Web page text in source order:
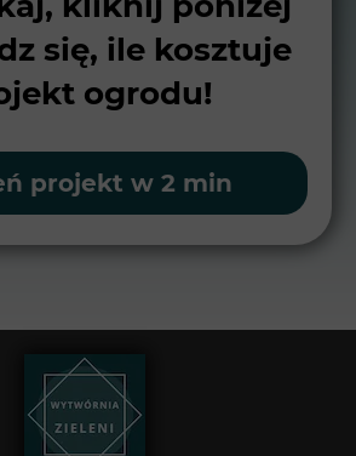
się, ile kosztuje
ogrodu!
projekt w 2 min